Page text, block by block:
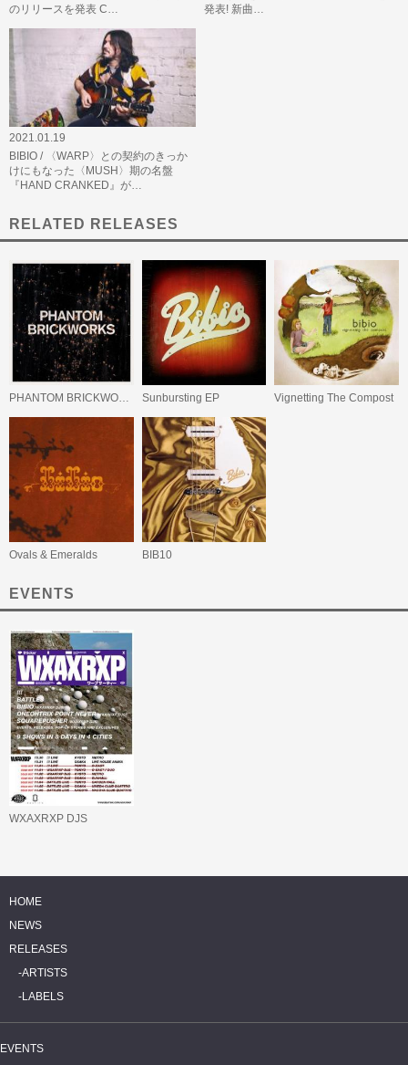
のリリースを発表 C…
発表! 新曲…
2021.01.19
BIBIO / 〈WARP〉との契約のきっか
けにもなった〈MUSH〉期の名盤
『HAND CRANKED』が…
RELATED RELEASES
PHANTOM BRICKWORKS (LP II) Sunbursting EP Vignetting The Compost
Ovals & Emeralds BIB10
EVENTS
WXAXRXP DJS
HOME
NEWS
RELEASES
ARTISTS
LABELS
EVENTS